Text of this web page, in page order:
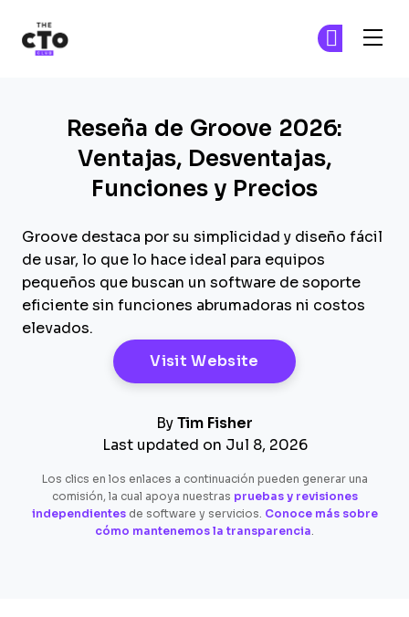
Reseña de Groove 2026:
Ventajas, Desventajas,
Funciones y Precios
Groove destaca por su simplicidad y diseño fácil
de usar, lo que lo hace ideal para equipos
pequeños que buscan un software de soporte
eficiente sin funciones abrumadoras ni costos
elevados.
Visit Website Opens New
By Tim Fisher
Last updated on Jul 8, 2026
Los clics en los enlaces a continuación pueden generar una
comisión, la cual apoya nuestras pruebas y revisiones
independientesde software y servicios. Conoce más sobre
cómo mantenemos la transparencia.